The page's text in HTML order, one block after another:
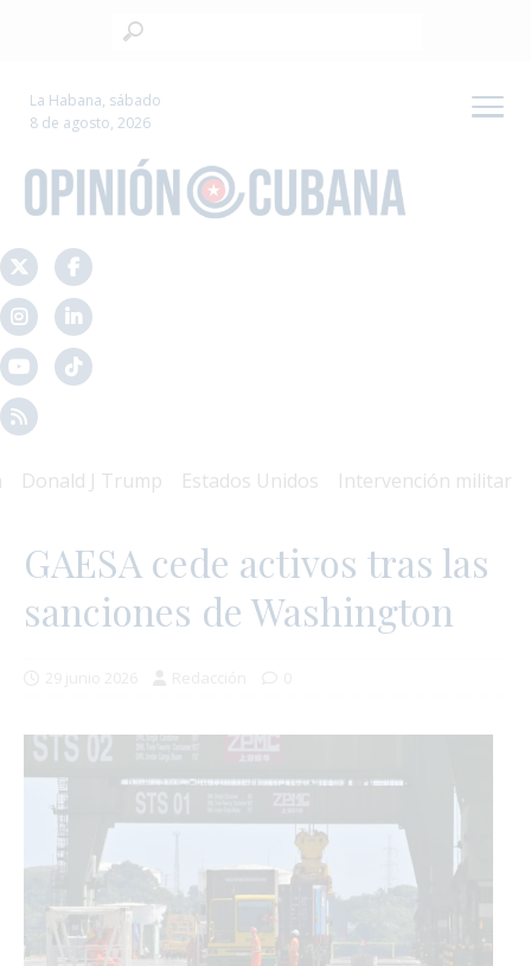
La Habana, sábado
8 de agosto, 2026
J Trump Estados Unidos Intervención militar
GAESA cede activos tras las
sanciones de Washington